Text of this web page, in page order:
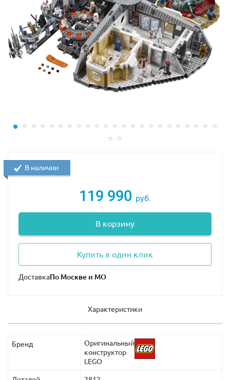
дисплеем расскажет обо всех основных
характеристиках истребителя.
119 990 руб.
В корзину
Купить в один клик
Доставка
В наличии
Характеристики
Бренд
Оригинальный
конструктор
LEGO